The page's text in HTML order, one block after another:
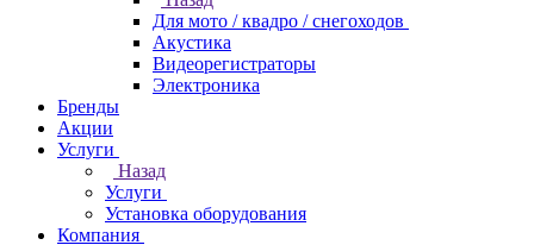
Для мото / квадро / снегоходов
Акустика
Видеорегистраторы
Электроника
Бренды
Акции
Услуги
Назад
Услуги
Установка оборудования
Компания